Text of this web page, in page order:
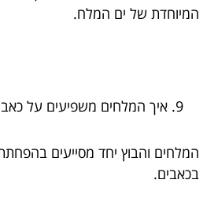
המיוחדת של ים המלח.
איך המלחים משפיעים על
המלחים והבוץ יחד מסייעים
בכאבים.